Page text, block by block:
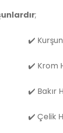
;
✔️
✔️ Krom
✔️ Bakır
✔️ Çelik